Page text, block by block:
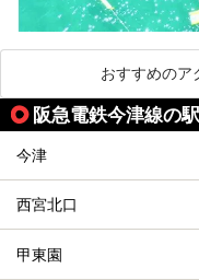
おすすめのア
阪急電鉄今津線の
今津
西宮北口
甲東園